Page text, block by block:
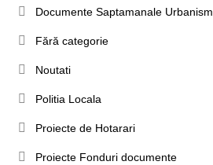
Documente Saptamanale Urbanism
Fără categorie
Noutati
Politia Locala
Proiecte de Hotarari
Proiecte Fonduri documente